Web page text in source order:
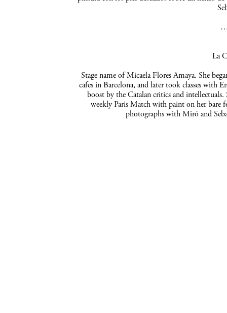
La
Stage name of Micaela Flores Amaya. She
cafes in Barcelona, and later took classes with
boost by the Catalan critics and
weekly Paris Match with paint on her bare
photographs with Miró and